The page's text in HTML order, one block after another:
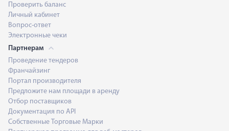
Проверить баланс
Личный кабинет
Вопрос-ответ
Электронные чеки
Партнерам
Проведение тендеров
Франчайзинг
Портал производителя
Предложите нам площади в аренду
Отбор поставщиков
Документация по API
Собственные Торговые Марки